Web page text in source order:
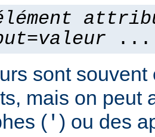
=valeur ...
sont souvent
mais on peut
( ' ) ou des